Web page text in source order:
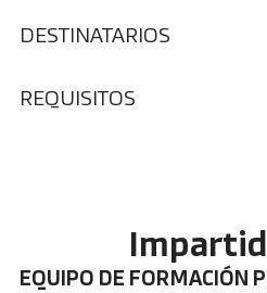
DESTINATARIOS
REQUISITOS
EQUIPO DE FORMACIÓN